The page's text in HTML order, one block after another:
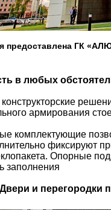
предоставлена ГК
в любых
армирования
комплектующие
фиксируют
Опорные
заполнения
и перегородки